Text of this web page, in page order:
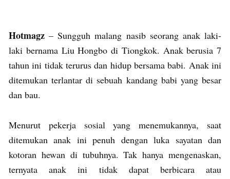
Hotmagz – Sungguh malang nasib seorang anak laki-
laki bernama Liu Hongbo di Tiongkok. Anak berusia 7
tahun ini tidak terurus dan hidup bersama babi. Anak ini
ditemukan terlantar di sebuah kandang babi yang besar
dan bau.
Menurut pekerja sosial yang menemukannya, saat
ditemukan anak ini penuh dengan luka sayatan dan
kotoran hewan di tubuhnya. Tak hanya mengenaskan,
ternyata anak ini tidak dapat berbicara atau